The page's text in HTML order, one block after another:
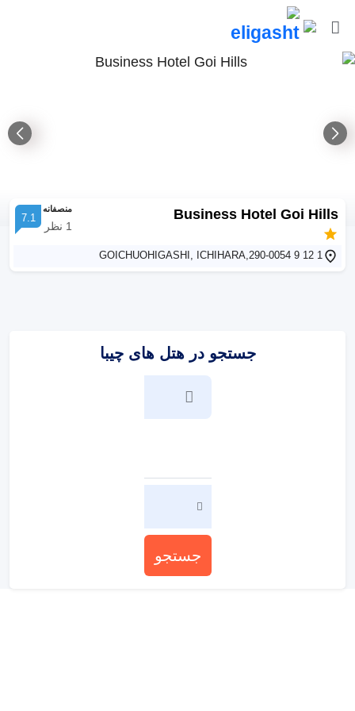
Business Hotel Goi Hills منصفانه
1 نظر
7.1
1 12 9 GOICHUOHIGASHI, ICHIHARA,290-0054
جستجو در هتل های چیبا
جستجو